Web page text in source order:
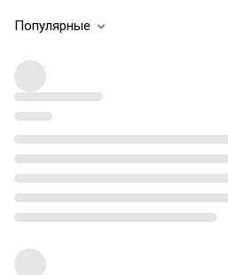
Популярные